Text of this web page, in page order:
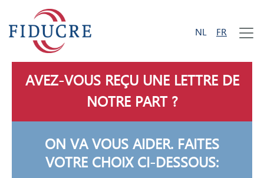
NL FR
AVEZ-VOUS REÇU UNE LETTRE DE
NOTRE PART ?
ON VA VOUS AIDER. FAITES
VOTRE CHOIX CI-DESSOUS: